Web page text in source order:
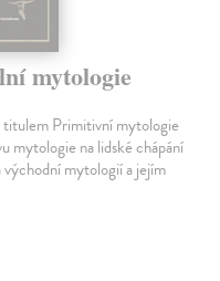
mytologie
titulem Primitivní mytologie
mytologie na lidské chápání
východní mytologií a jejím